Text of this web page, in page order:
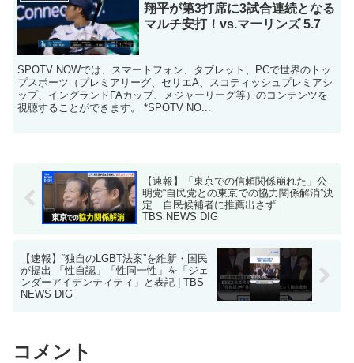
翔平が第3打席に3試合連続となる
マルチ安打！vs.マーリンズ 5.7
SPOTV NOWでは、スマートフォン、タブレット、PCで世界のトッ
プスポーツ（プレミアリーグ、セリエA、スコティッシュプレミアシ
ップ、イングランドFAカップ、メジャーリーグ等）のコンテンツを
視聴することができます。 *SPOTV NO...
【速報】「東京での信頼関係崩れた」公
明党“自民党との東京での協力関係解消”決
定 自民候補者に推薦出さず｜
TBS NEWS DIG
【速報】“独自のLGBT法案”を維新・国民
が提出 「性自認」「性同一性」を「ジェ
ンダーアイデンティティ」と表記 | TBS
NEWS DIG
コメント